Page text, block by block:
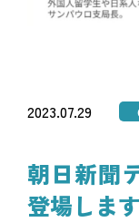
2023.07.29
朝日新聞
登場します